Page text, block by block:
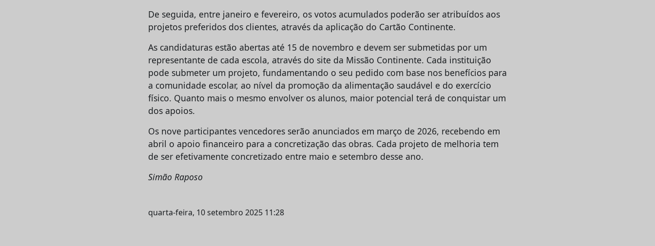
De seguida, entre janeiro e fevereiro, os votos acumulados poderão ser atribuídos aos
projetos preferidos dos clientes, através da aplicação do Cartão Continente.
As candidaturas estão abertas até 15 de novembro e devem ser submetidas por um
representante de cada escola, através do site da Missão Continente. Cada instituição
pode submeter um projeto, fundamentando o seu pedido com base nos benefícios para
a comunidade escolar, ao nível da promoção da alimentação saudável e do exercício
físico. Quanto mais o mesmo envolver os alunos, maior potencial terá de conquistar um
dos apoios.
Os nove participantes vencedores serão anunciados em março de 2026, recebendo em
abril o apoio financeiro para a concretização das obras. Cada projeto de melhoria tem
de ser efetivamente concretizado entre maio e setembro desse ano.
Simão Raposo
quarta-feira, 10 setembro 2025 11:28